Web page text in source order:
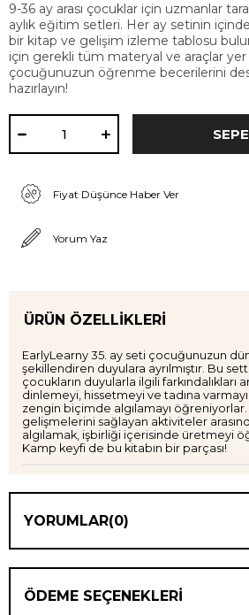
9-36 ay arası çocuklar için uzmanlar
aylık eğitim setleri. Her ay setinin
bir kitap ve gelişim izleme tablosu
için gerekli tüm materyal ve araçlar yer
çocuğunuzun öğrenme becerilerini
hazırlayın!
Fiyat Düşünce Haber Ver
Yorum Yaz
ÜRÜN ÖZELLIKLERI
EarlyLearny 35. ay seti çocuğunuzun
şekillendiren duyulara ayrılmıştır. Bu
çocukların duyularla ilgili farkındalıkları
dinlemeyi, hissetmeyi ve tadına
zengin biçimde algılamayı
gelişmelerini sağlayan aktiviteler
algılamak, işbirliği içerisinde üretmeyi
Kamp keyfi de bu kitabın bir parçası!
YORUMLAR(0)
ÖDEME SEÇENEKLERI